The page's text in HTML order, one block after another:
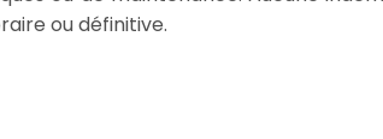
ou définitive.